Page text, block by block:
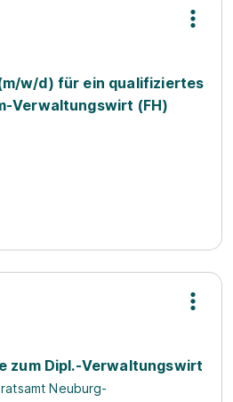
w/d) für ein qualifiziertes
Verwaltungswirt (FH)
zum Dipl.-Verwaltungswirt
Neuburg-